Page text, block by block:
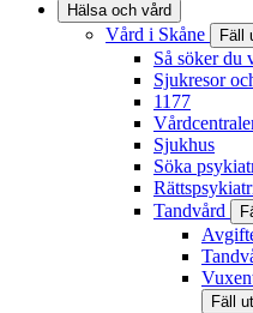
Hälsa och vård
Vård i Skåne Fäll
Så söker du
Sjukresor
1177
Sjukhus
Söka
Tandvård
Fäll ut